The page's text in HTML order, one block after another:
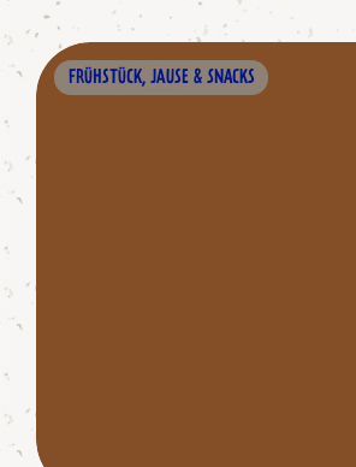
FRÜHSTÜCK, JAUSE & SNACKS